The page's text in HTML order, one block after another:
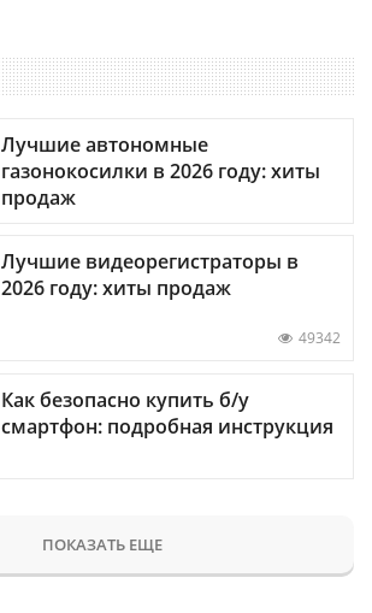
Лучшие автономные
газонокосилки в 2026 году: хиты
продаж
Лучшие видеорегистраторы в
2026 году: хиты продаж
49342
Как безопасно купить б/у
смартфон: подробная инструкция
ПОКАЗАТЬ ЕЩЕ